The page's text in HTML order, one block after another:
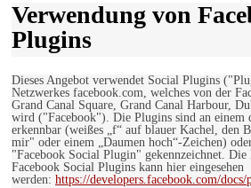
Verwendung von
Plugins
Dieses Angebot verwendet Social Plugins
Netzwerkes facebook.com, welches von der
Grand Canal Square, Grand Canal Harbour,
wird ("Facebook"). Die Plugins sind an einem
erkennbar (weißes „f“ auf blauer Kachel,
mir" oder einem „Daumen hoch“-Zeichen)
"Facebook Social Plugin" gekennzeichnet. Die
Facebook Social Plugins kann hier eingesehen
werden: https://developers.facebook.com/docs/